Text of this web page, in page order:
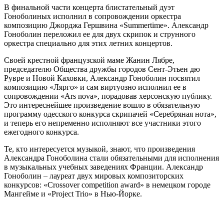
В финальной части концерта блистательный дуэт
Гоноболиных исполнил в сопровождении оркестра
композицию Джорджа Гершвина «Summertime». Александр
Гоноболин переложил ее для двух скрипок и струнного
оркестра специально для этих летних концертов.
Своей крестной французской маме Жанин Лябре,
председателю Общества дружбы городов Сент-Этьен дю
Рувре и Новой Каховки, Александр Гоноболин посвятил
композицию «Лярго» и сам виртуозно исполнил ее в
сопровождении «Ars nova», порадовав херсонскую публику.
Это интереснейшее произведение вошло в обязательную
программу одесского конкурса скрипачей «Серебряная нота»,
и теперь его непременно исполняют все участники этого
ежегодного конкурса.
Те, кто интересуется музыкой, знают, что произведения
Александра Гоноболина стали обязательными для исполнения
в музыкальных учебных заведениях Франции. Александр
Гоноболин – лауреат двух мировых композиторских
конкурсов: «Crossover competition award» в немецком городе
Мангейме и «Project Trio» в Нью-Йорке.